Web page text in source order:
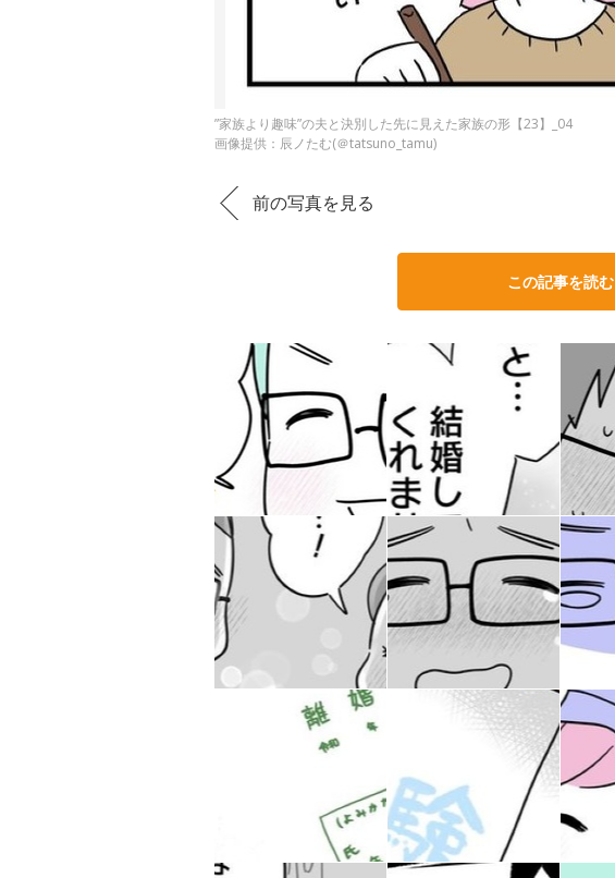
”家族より趣味”の夫と決別した先に見えた家族の形【23】_04
画像提供：辰ノたむ(＠tatsuno_tamu)
前の写真を見る
この記事を読む